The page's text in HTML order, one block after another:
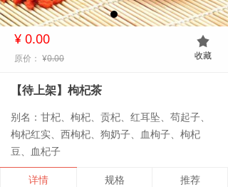
【待上架】枸杞茶
¥ 0.00 끄
收藏
原价： ¥0.00
详情 规格 推荐
别名：甘杞、枸杞、贡杞、红耳坠、苟起子、
枸杞红实、西枸杞、狗奶子、血枸子、枸杞
豆、血杞子